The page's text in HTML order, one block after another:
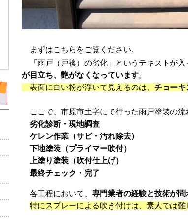
まずはこちらをご覧ください。
「雨戸（戸襖）の劣化」というテキストが入
が目立ち、艶がなくなっています。
表面に白い粉が浮いて見えるのは、 チョーキ
ここで、市原市土字にて行った雨戸塗装の流
劣化診断・現地調査
ケレン作業（サビ・汚れ除去）
下地塗装（プライマー吹付）
上塗り塗装（吹付仕上げ）
最終チェック・完了
各工程において、 専門業者の経験と技術が問
特にスプレーによる吹き付けは、素人では難